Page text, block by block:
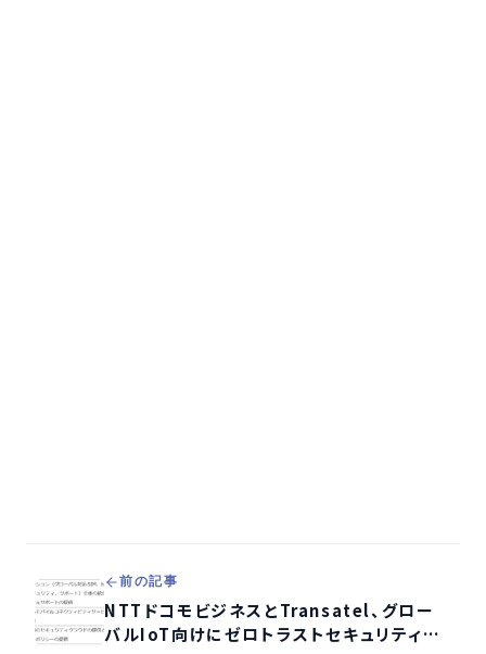
前の記事
NTTドコモビジネスとTransatel、グロー
バルIoT向けにゼロトラストセキュリティを